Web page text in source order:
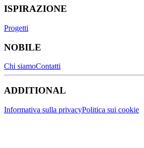
ISPIRAZIONE
Progetti
NOBILE
Chi siamoContatti
ADDITIONAL
Informativa sulla privacyPolitica sui cookie